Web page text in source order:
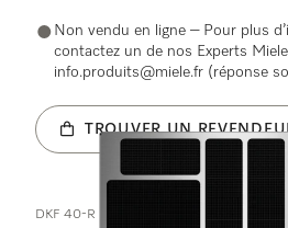
Non vendu en ligne – Pour plus
contactez un de nos Experts
info.produits@miele.fr (réponse
TROUVER UN
DKF 40-R